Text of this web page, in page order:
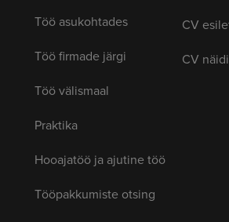
Töö asukohtades
Töö firmade järgi
Töö välismaal
Praktika
Hooajatöö ja ajutine töö
Tööpakkumiste otsing
CV
CV